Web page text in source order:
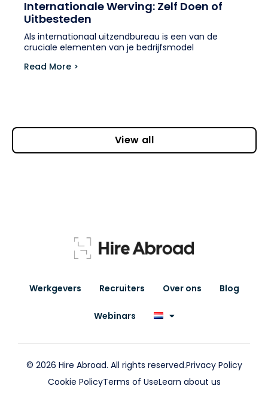
Internationale Werving: Zelf Doen of
Uitbesteden
Als internationaal uitzendbureau is een van de
cruciale elementen van je bedrijfsmodel
Read More >
View all
Werkgevers Recruiters Over ons Blog
Webinars
© 2026 Hire Abroad. All rights reserved.Privacy Policy
Cookie PolicyTerms of UseLearn about us